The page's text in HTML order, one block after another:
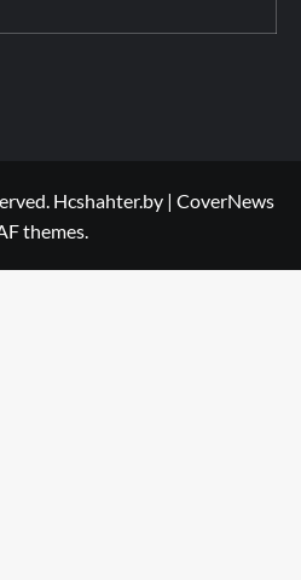
Hcshahter.by | CoverNews
themes.